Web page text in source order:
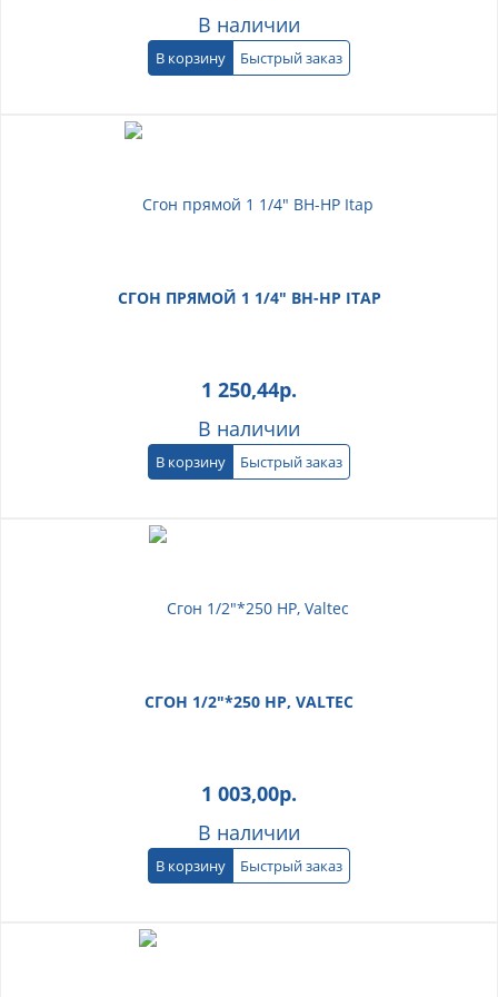
В наличии
В корзину Быстрый заказ
СГОН ПРЯМОЙ 1 1/4" ВН-НР ITAP
1 250,44р.
В наличии
В корзину Быстрый заказ
СГОН 1/2"*250 НР, VALTEC
1 003,00р.
В наличии
В корзину Быстрый заказ